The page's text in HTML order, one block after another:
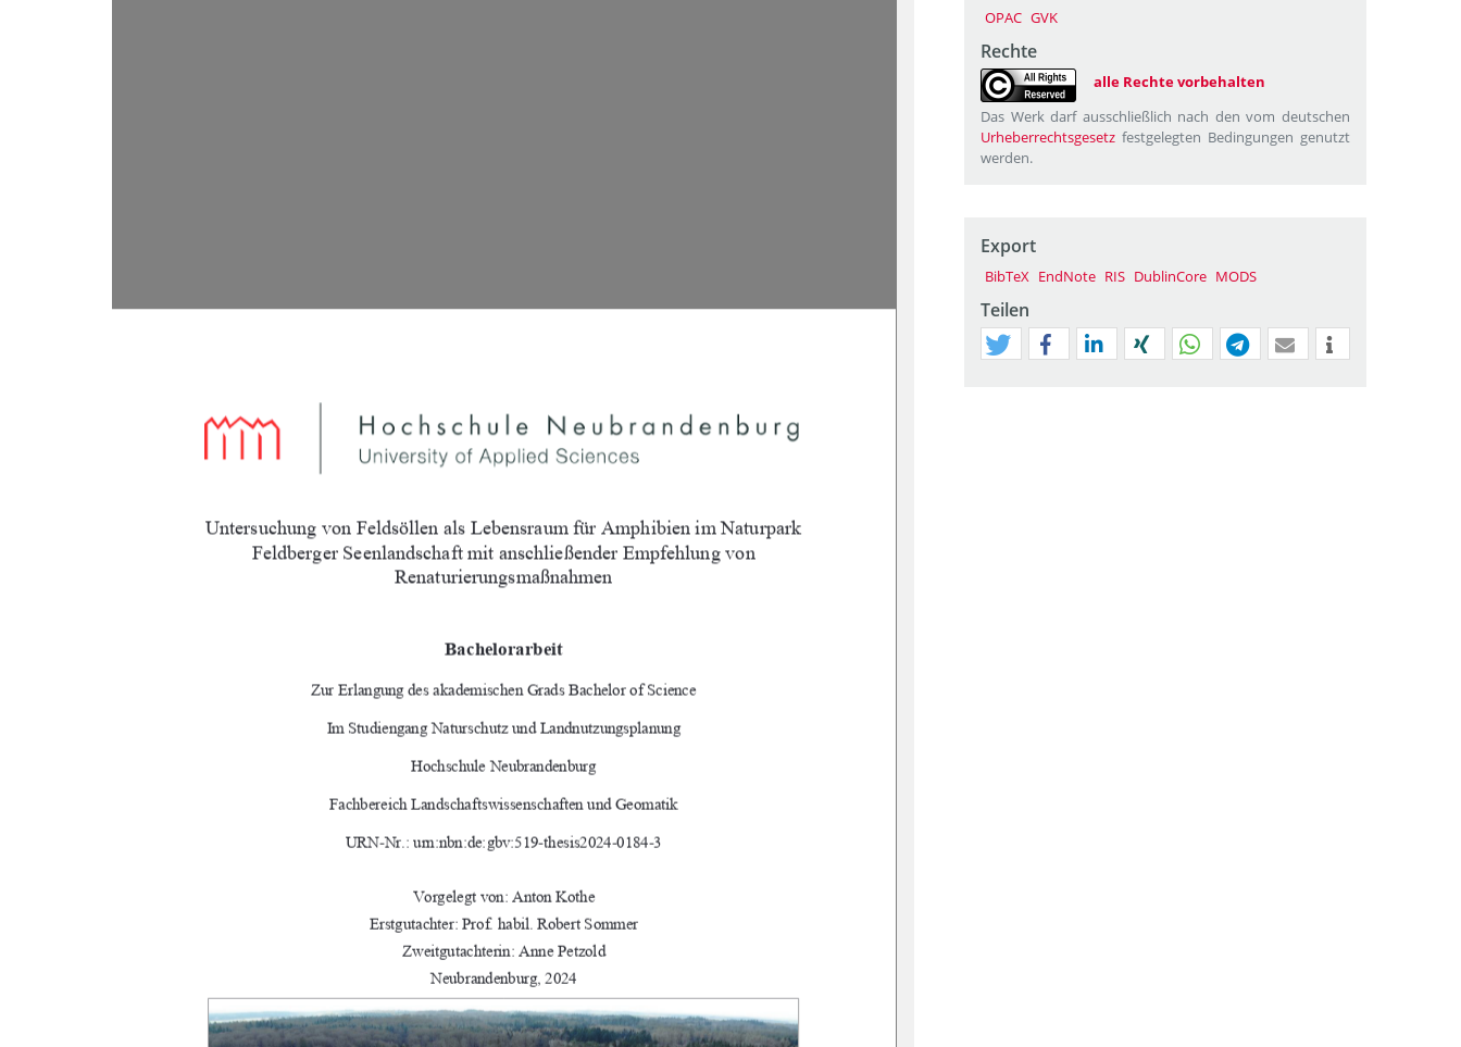
Untersuchung von Feldsöllen als Lebensraum für Amphibien im Naturpark
Feldberger Seenlandschaft mit anschließender Empfehlung von
Renaturierungsmaßnahmen
Bachelorarbeit
Zur Erlangung des akademischen Grads Bachelor of Science
Im Studiengang Naturschutz und Landnutzungsplanung
Hochschule Neubrandenburg
Fachbereich Landschaftswissenschaften und Geomatik
URN-Nr.: urn:nbn:de:gbv:519-thesis2024-0184-3
Vorgelegt von: Anton Kothe
Erstgutachter: Prof. habil. Robert Sommer
Zweitgutachterin: Anne Petzold
Neubrandenburg, 2024
OPAC GVK
Rechte
alle Rechte vorbehalten
Das Werk darf ausschließlich nach den vom deutschen
Urheberrechtsgesetz festgelegten Bedingungen genutzt
werden.
Export
BibTeX EndNote RIS DublinCore MODS
Teilen